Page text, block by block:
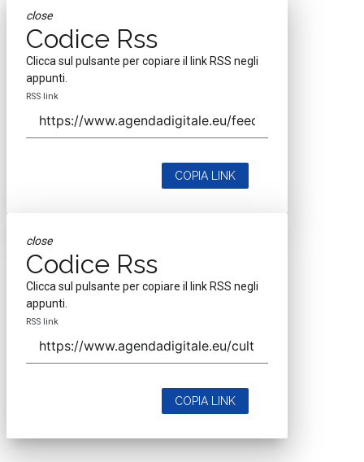
close
Codice Rss
Clicca sul pulsante per copiare il link RSS negli
appunti.
RSS link
COPIA LINK
close
Codice Rss
Clicca sul pulsante per copiare il link RSS negli
appunti.
RSS link
COPIA LINK